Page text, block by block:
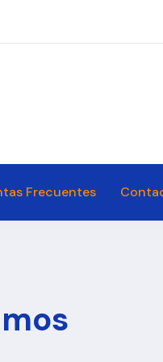
Frecuentes